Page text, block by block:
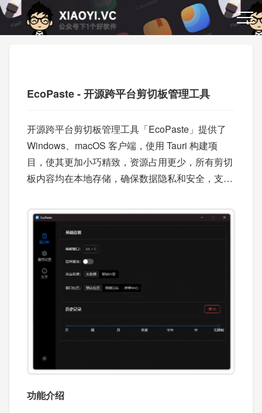
EcoPaste - 开源跨平台剪切板管理工具
开源跨平台剪切板管理工具「EcoPaste」提供了
Windows、macOS 客户端，使用 Tauri 构建项
目，使其更加小巧精致，资源占用更少，所有剪切
板内容均在本地存储，确保数据隐私和安全，支持
功能介绍